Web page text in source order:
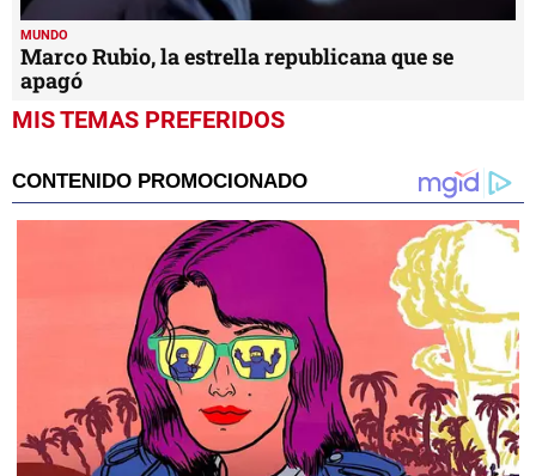
MUNDO
Marco Rubio, la estrella republicana que se
apagó
MIS TEMAS PREFERIDOS